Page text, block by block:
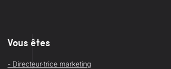
Vous êtes
- Directeur·trice marketing